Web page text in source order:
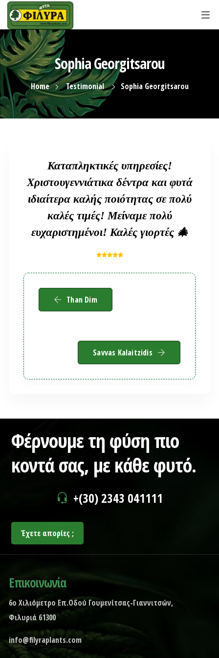
Sophia Georgitsarou
Home Testimonial Sophia Georgitsarou
Καταπληκτικές υπηρεσίες!
Χριστουγεννιάτικα δέντρα και φυτά
ιδιαίτερα καλής ποιότητας σε πολύ
καλές τιμές! Μείναμε πολύ
ευχαριστημένοι! Καλές γιορτές 🎄
Than Dim
Savvas Kalaitzidis
Φέρνουμε τη φύση πιο
κοντά σας, με κάθε φυτό.
+(30) 2343 041111
Έχετε απορίες ;
Επικοινωνία
6ο Χιλιόμετρο Επ.Οδού Γουμενίτσας-Γιαννιτσών,
Φιλυριά 61300
info@filyraplants.com